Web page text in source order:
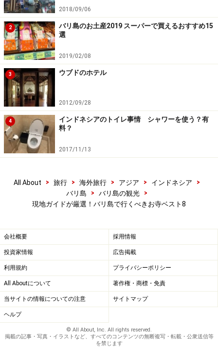
メルーが美しい／タマンアユン寺院
境内を水路が囲み、寺院を周回する水路は田園へと流れ込ん
でいるのでいます。周囲の稲作を支えていることで世界遺産
に登録されました。境内にあるアグン山を模したメルー（大
きな塔）が10基並んでいます
タマンアユン寺院の夕日を体験する前にコースの中に一
緒に組み合わせたいのがタマンアユン寺院です。2012年
にユネスコの世界遺産にバリ島が登録されましたが、そ
の登録エリアの一つであるタマンアユン寺院に訪れたい
これほど高く沢山のメルーが並ぶお寺は他と比べても存
在の大きさを見せつけられます。
メルーがある境内には観光客は入ることができないの
で、周囲から眺めるだけになります。タマンアユン寺院
はタマン（庭）の意味を含むお寺で、道路からお寺に向
かうアプローチには広い芝生の美しい庭が広がっていま
す。
2018/09/06
2
バリ島のお土産2019 スーパーで買えるおすすめ15
選
2019/02/08
3 ウブドのホテル
2012/09/28
4
インドネシアのトイレ事情 シャワーを使う？有
料？
2017/11/13
All About > 旅行 > 海外旅行 > アジア > インドネシア
>
バリ島
> バリ島の観光
>
現地ガイドが厳選！バリ島で行くべきお寺ベスト8
会社概要 採用情報
投資家情報 広告掲載
利用規約 プライバシーポリシー
All Aboutについて 著作権・商標・免責
当サイトの情報についての注意 サイトマップ
ヘルプ
© All About, Inc. All rights reserved.
掲載の記事・写真・イラストなど、すべてのコンテンツの無断複写・転載・公衆送信等
を禁じます